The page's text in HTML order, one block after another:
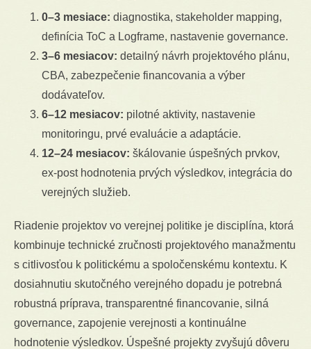
0–3 mesiace: diagnostika, stakeholder mapping,
definícia ToC a Logframe, nastavenie governance.
3–6 mesiacov: detailný návrh projektového plánu,
CBA, zabezpečenie financovania a výber
dodávateľov.
6–12 mesiacov: pilotné aktivity, nastavenie
monitoringu, prvé evaluácie a adaptácie.
12–24 mesiacov: škálovanie úspešných prvkov,
ex-post hodnotenia prvých výsledkov, integrácia do
verejných služieb.
Riadenie projektov vo verejnej politike je disciplína, ktorá
kombinuje technické zručnosti projektového manažmentu
s citlivosťou k politickému a spoločenskému kontextu. K
dosiahnutiu skutočného verejného dopadu je potrebná
robustná príprava, transparentné financovanie, silná
governance, zapojenie verejnosti a kontinuálne
hodnotenie výsledkov. Úspešné projekty zvyšujú dôveru